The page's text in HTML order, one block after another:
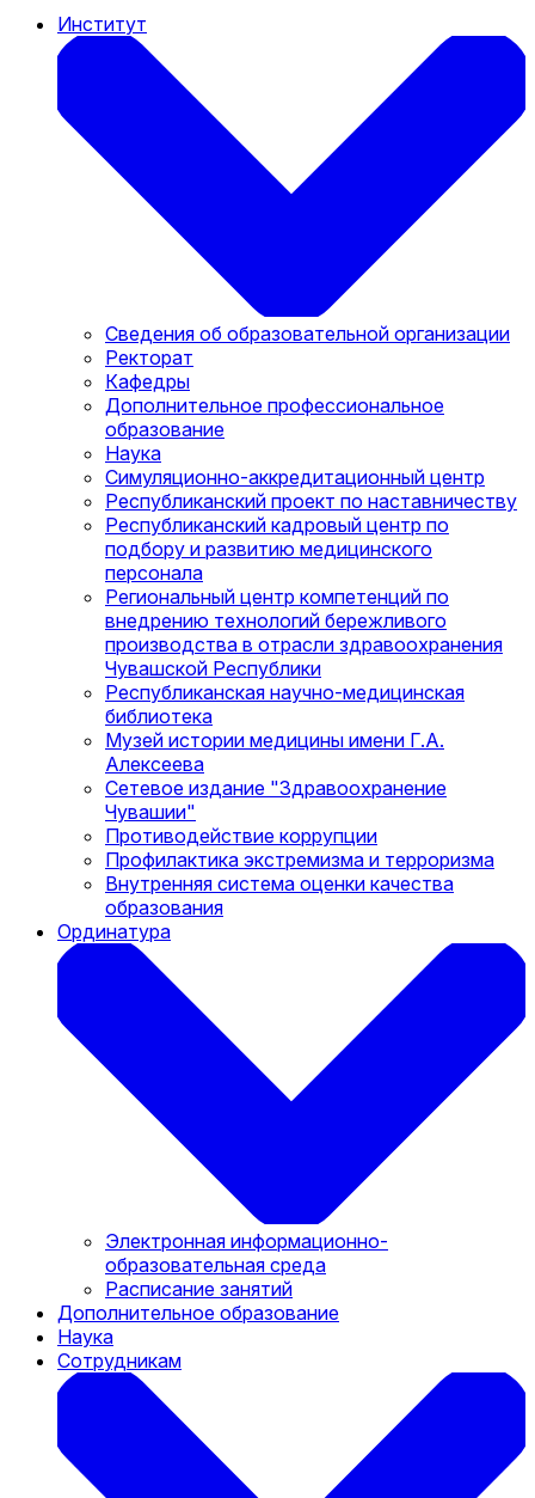
Институт
Сведения об образовательной организации
Ректорат
Кафедры
Дополнительное профессиональное
образование
Наука
Симуляционно-аккредитационный центр
Республиканский проект по наставничеству
Республиканский кадровый центр по
подбору и развитию медицинского
персонала
Региональный центр компетенций по
внедрению технологий бережливого
производства в отрасли здравоохранения
Чувашской Республики
Республиканская научно-медицинская
библиотека
Музей истории медицины имени Г.А.
Алексеева
Сетевое издание "Здравоохранение
Чувашии"
Противодействие коррупции
Профилактика экстремизма и терроризма
Внутренняя система оценки качества
образования
Ординатура
Электронная информационно-
образовательная среда
Расписание занятий
Дополнительное образование
Наука
Сотрудникам